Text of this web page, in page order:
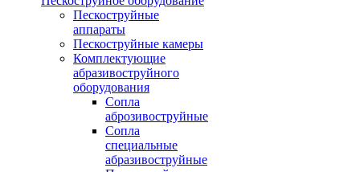
Пескоструйные
аппараты
Пескоструйные камеры
Комплектующие
абразивоструйного
оборудования
Сопла
аброзивоструйные
Сопла
специальные
абразивоструйные